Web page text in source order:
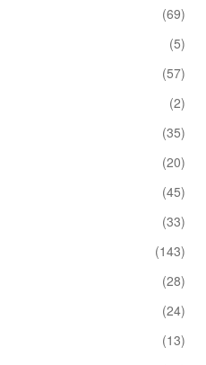
(69)
(5)
(57)
(2)
(35)
(20)
(45)
(33)
(143)
(28)
(24)
(13)